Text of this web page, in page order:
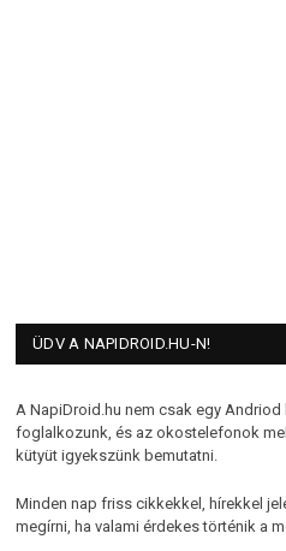
ÜDV A NAPIDROID.HU-N!
A NapiDroid.hu nem csak egy
foglalkozunk, és az okostelefonok
kütyüt igyekszünk bemutatni.
Minden nap friss cikkekkel, hírekkel
megírni, ha valami érdekes történik a